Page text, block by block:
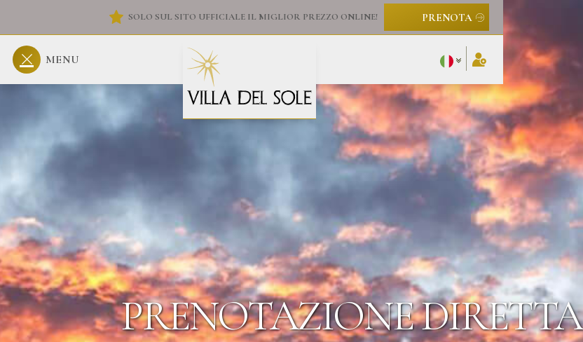
SOLO SUL SITO UFFICIALE IL MIGLIOR PREZZO ONLINE! PRENOTA
MENU
PRENOTAZIONE DIRETTA